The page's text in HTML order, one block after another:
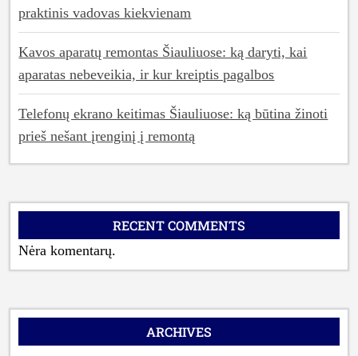
praktinis vadovas kiekvienam
Kavos aparatų remontas Šiauliuose: ką daryti, kai
aparatas nebeveikia, ir kur kreiptis pagalbos
Telefonų ekrano keitimas Šiauliuose: ką būtina žinoti
prieš nešant įrenginį į remontą
RECENT COMMENTS
Nėra komentarų.
ARCHIVES